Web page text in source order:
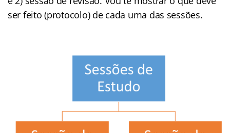
ser feito (protocolo) de cada uma das sessões.